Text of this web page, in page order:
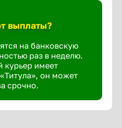
выплаты?
на банковскую
раз в неделю.
курьер имеет
он может
срочно.